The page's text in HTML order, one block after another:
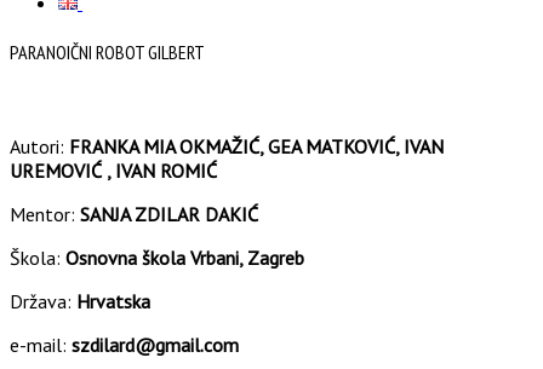
PARANOIČNI ROBOT GILBERT
Autori: FRANKA MIA OKMAŽIĆ, GEA MATKOVIĆ, IVAN
UREMOVIĆ , IVAN ROMIĆ
Mentor: SANJA ZDILAR DAKIĆ
Škola: Osnovna škola Vrbani, Zagreb
Država: Hrvatska
e-mail: szdilard@gmail.com